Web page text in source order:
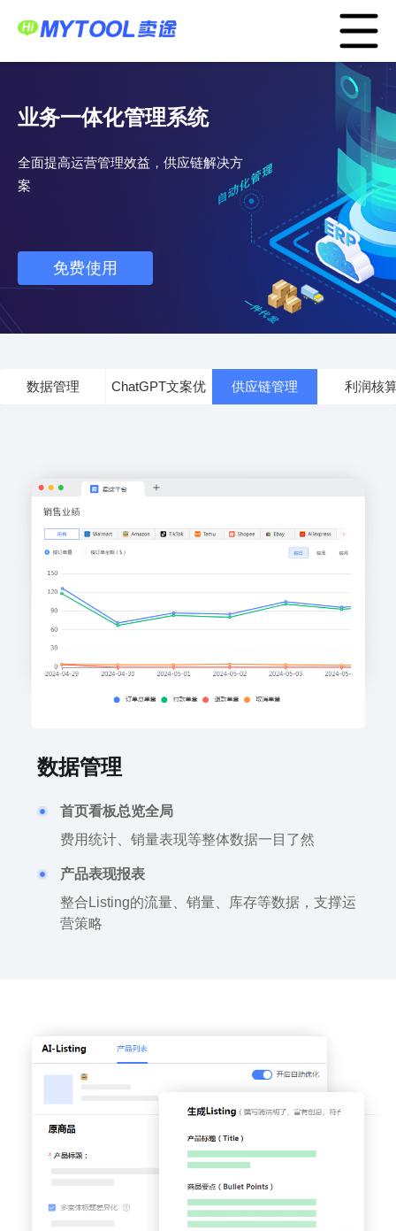
Menu
应用中心
工厂服务平台
TEMU半托管
关于我们
登录
业务一体化管理系统
全面提高运营管理效益，供应链解决方
案
免费使用
数据管理 ChatGPT文案优 供应链管理 利润核
数据管理
首页看板总览全局
费用统计、销量表现等整体数据一目了然
产品表现报表
整合Listing的流量、销量、库存等数据，支撑运
营策略